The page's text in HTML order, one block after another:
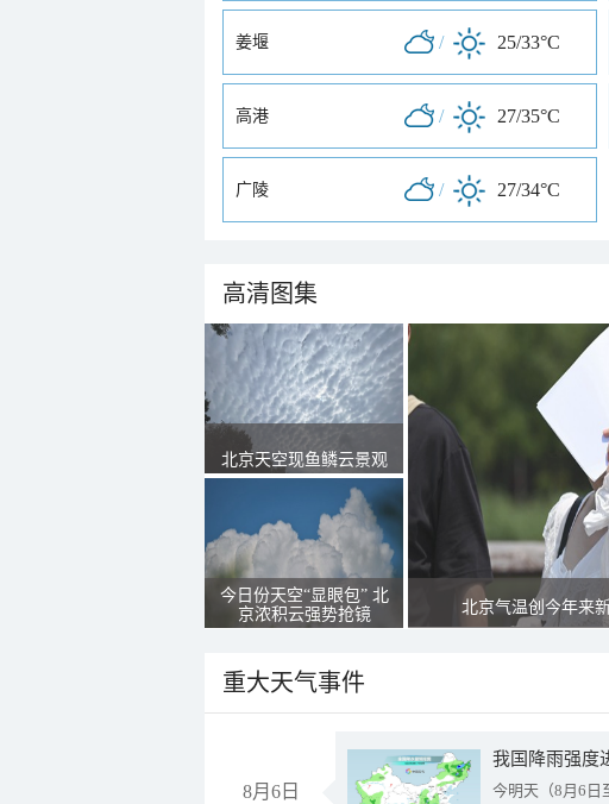
姜堰 / 25/33°C
高港 / 27/35°C
广陵 / 27/34°C
高清图集
北京天空现鱼鳞云景观
今日份天空“显眼包” 北
京浓积云强势抢镜
北京气温创今年来
重大天气事件
8月6日
今明天（8月6日